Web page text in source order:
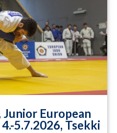
European
5.7.2026, Tsekki